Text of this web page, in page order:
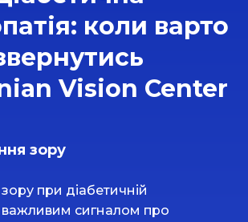
коли варто
Vision Center
зору
при діабетичній
важливим сигналом про